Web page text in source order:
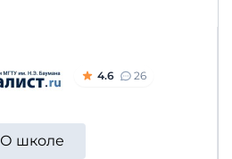
4.6 26
О школе